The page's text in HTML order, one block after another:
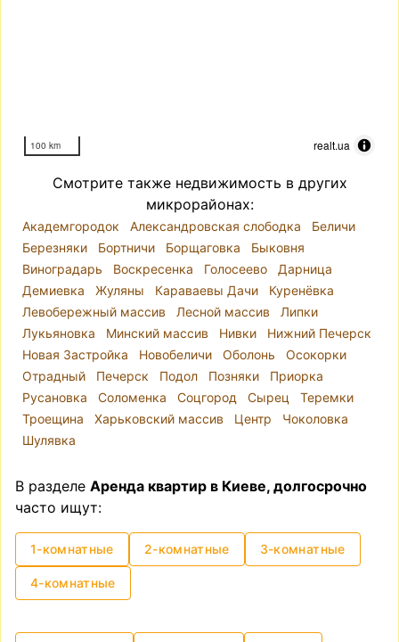
100 km realt.ua
Смотрите также недвижимость в других
микрорайонах:
Академгородок Александровская слободка
Беличи
Березняки
Бортничи Борщаговка
Быковня
Виноградарь
Воскресенка Голосеево
Дарница
Демиевка
Жуляны Караваевы Дачи
Куренёвка
Левобережный массив
Лесной массив
Липки
Лукьяновка
Минский массив Нивки
Нижний Печерск
Новая Застройка
Новобеличи Оболонь
Осокорки
Отрадный
Печерск Подол Позняки
Приорка
Русановка
Соломенка Соцгород Сырец
Теремки
Троещина
Харьковский массив Центр
Чоколовка
Шулявка
В разделе Аренда квартир в Киеве, долгосрочно
часто ищут:
1-комнатные 2-комнатные 3-комнатные
4-комнатные